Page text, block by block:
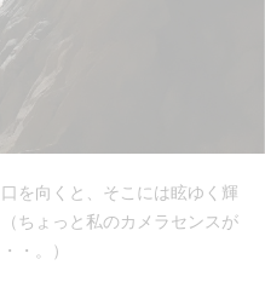
を向くと、そこには眩ゆく輝
ちょっと私のカメラセンスが
・。）